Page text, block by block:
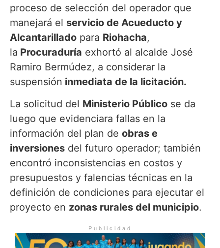
proceso de selección del operador que
manejará el servicio de Acueducto y
Alcantarillado para Riohacha,
la Procuraduría exhortó al alcalde José
Ramiro Bermúdez, a considerar la
suspensión inmediata de la licitación.
La solicitud del Ministerio Público se da
luego que evidenciara fallas en la
información del plan de obras e
inversiones del futuro operador; también
encontró inconsistencias en costos y
presupuestos y falencias técnicas en la
definición de condiciones para ejecutar el
proyecto en zonas rurales del municipio.
Publicidad